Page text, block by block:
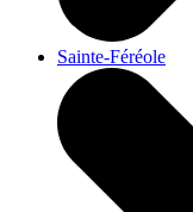
Sainte-Féréole